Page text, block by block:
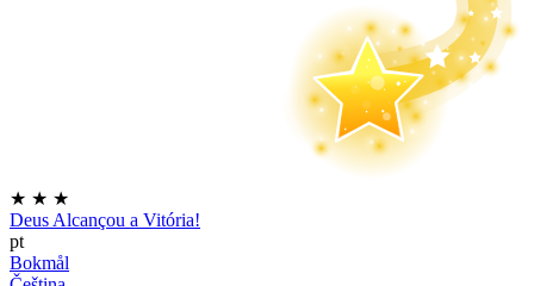
★ ★ ★
Deus Alcançou a Vitória!
pt
Bokmål